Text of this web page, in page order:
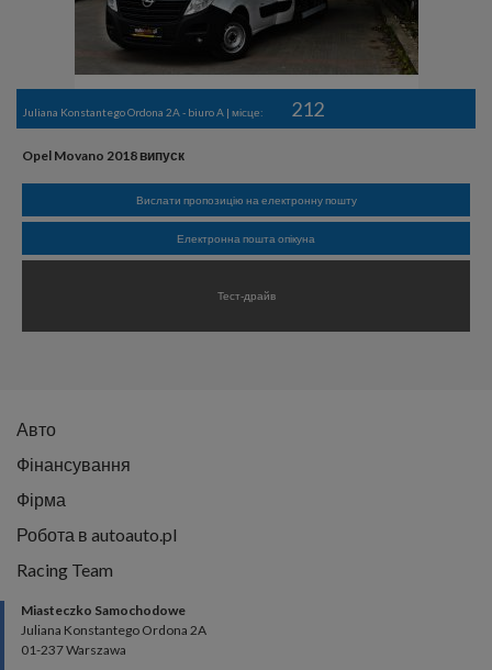
Juliana Konstantego Ordona 2A - biuro A | місце: 212
Opel Movano 2018 випуск
Вислати пропозицію на електронну пошту
Електронна пошта опікуна
Тест-драйв
Авто
Фінансування
Фірма
Робота в autoauto.pl
Racing Team
Miasteczko Samochodowe
Juliana Konstantego Ordona 2A
01-237 Warszawa